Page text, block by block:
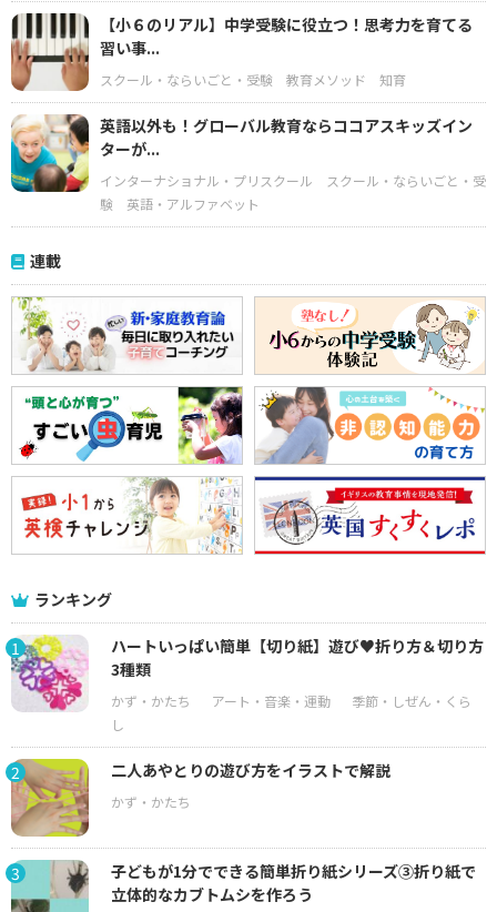
【小６のリアル】中学受験に役立つ！思考力を育てる
習い事...
スクール・ならいごと・受験 教育メソッド 知育
英語以外も！グローバル教育ならココアスキッズイン
ターが...
インターナショナル・プリスクール
スクール・ならいごと・受
験
英語・アルファベット
連載
ランキング
1
ハートいっぱい簡単【切り紙】遊び♥折り方＆切り方
3種類
2 二人あやとりの遊び方をイラストで解説
3
子どもが1分でできる簡単折り紙シリーズ③折り紙で
立体的なカブトムシを作ろう